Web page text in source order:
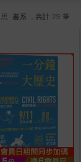
書系 ，共計 29 筆